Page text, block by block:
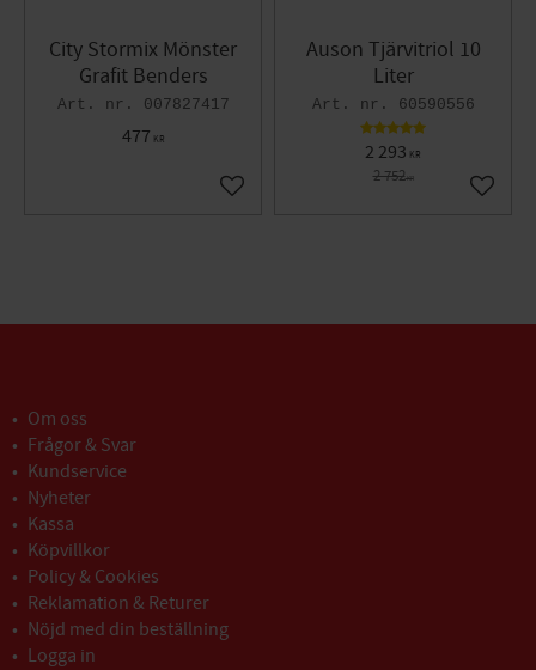
City Stormix Mönster
Grafit Benders
007827417
477 KR
Lägg till i favoriter
Auson Tjärvitriol 10
Liter
60590556
2 293 KR
2 752KR
Lägg
Om oss
Frågor & Svar
Kundservice
Nyheter
Kassa
Köpvillkor
Policy & Cookies
Reklamation & Returer
Nöjd med din beställning
Logga in